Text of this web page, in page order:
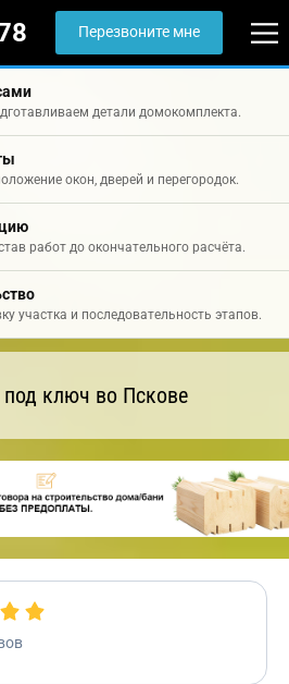
Перезвоните мне
детали домокомплекта.
окон, дверей и перегородок.
работ до окончательного расчёта.
участка и последовательность этапов.
ключ во Пскове